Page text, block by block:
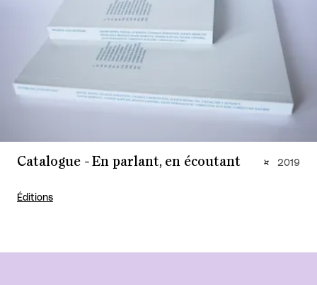
Catalogue - En parlant, en écoutant
Éditions
2019